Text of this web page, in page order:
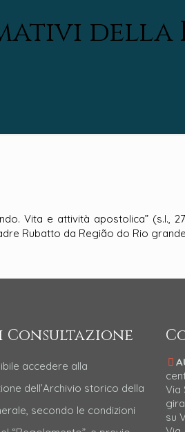
della
Vita e attività apostolica” (s.l.,
Rubatto da Região do Rio grande
Consultazione
accedere alla
dell’Archivio storico della
secondo le condizioni
Via
su